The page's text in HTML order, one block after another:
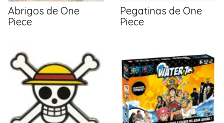
Abrigos de One
Piece
Pegatinas de One
Piece